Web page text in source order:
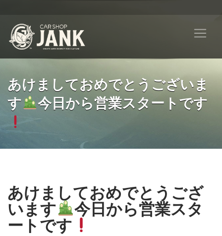
あけましておめでとうございま
す
今日から営業スタートです
あけましておめでとうござ
います 今日から営業スタ
ートです